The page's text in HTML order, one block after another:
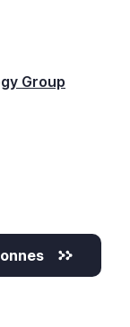
Group